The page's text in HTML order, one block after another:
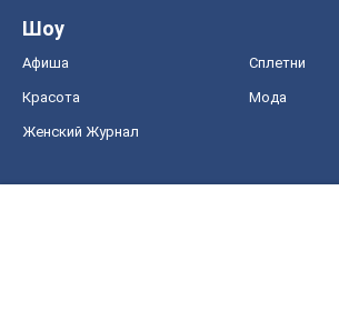
Шоу
Афиша Сплетни
Красота Мода
Женский Журнал